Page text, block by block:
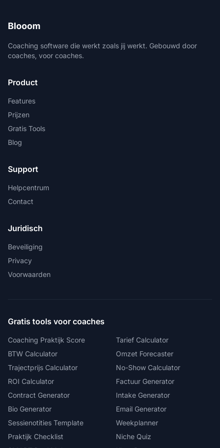
Blooom
Coaching software die werkt zoals jij werkt. Gebouwd door
coaches, voor coaches.
Product
Features
Prijzen
Gratis Tools
Blog
Support
Helpcentrum
Contact
Juridisch
Beveiliging
Privacy
Voorwaarden
Gratis tools voor coaches
Coaching Praktijk Score
Tarief Calculator
BTW Calculator
Omzet Forecaster
Trajectprijs Calculator
No-Show Calculator
ROI Calculator
Factuur Generator
Contract Generator
Intake Generator
Bio Generator
Email Generator
Sessienotities Template
Weekplanner
Praktijk Checklist
Niche Quiz